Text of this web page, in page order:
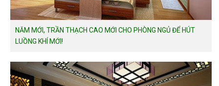
NĂM MỚI, TRẦN THẠCH CAO MỚI CHO PHÒNG NGỦ ĐỂ HÚT
LUỒNG KHÍ MỚI!